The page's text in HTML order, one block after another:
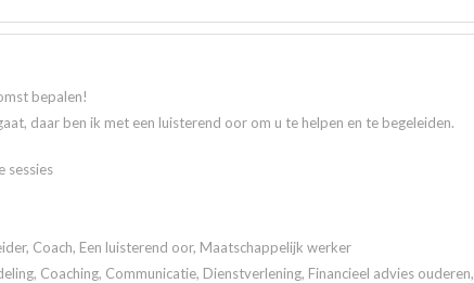
bepalen!
daar ben ik met een luisterend oor om u te helpen en te begeleiden.
sessies
Coach, Een luisterend oor, Maatschappelijk werker
Coaching, Communicatie, Dienstverlening, Financieel advies ouderen,